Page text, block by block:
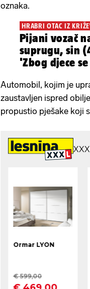
oznaka.
HRABRI OTAC IZ
Pijani vozač
suprugu, sin
'Zbog djece
Automobil, kojim je
zaustavljen ispred
propustio pješake koji